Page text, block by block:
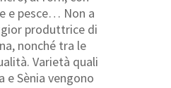
e pesce… Non a
produttrice di
nonché tra le
Varietà quali
e Sènia vengono